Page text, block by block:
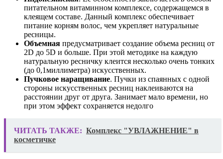
питательном витаминном комплексе, содержащемся в
клеящем составе. Данный комплекс обеспечивает
питание корням волос, чем укрепляет натуральные
ресницы.
Объемная предусматривает создание объема реcниц от
2D до 5D и больше. При этой методике на каждую
натуральную ресничку клеится несколько очень тонких
(до 0,1миллиметра) искусственных.
Пучковое наращивание. Пучки из спаянных с одной
стороны искусственных ресниц наклеиваются на
расстоянии друг от друга. Занимает мало времени, но
при этом эффект сохраняется недолго
ЧИТАТЬ ТАКЖЕ: Комплекс "УВЛАЖНЕНИЕ" в
косметичке